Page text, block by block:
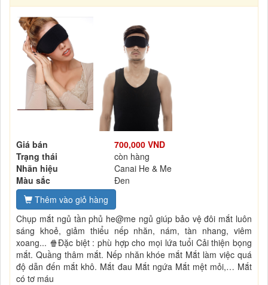
Giá bán
700,000 VND
Trạng thái
còn hàng
Nhãn hiệu
Canai He & Me
Màu sắc
Đen
Thêm vào giỏ hàng
Chụp mắt ngủ tần phủ he@me ngủ giúp bảo vệ đôi mắt luôn
sáng khoẻ, giảm thiểu nếp nhăn, nám, tàn nhang, viêm
xoang... 🍿Đặc biệt : phù hợp cho mọi lứa tuổi Cải thiện bọng
mắt. Quầng thâm mắt. Nếp nhăn khóe mắt Mắt làm việc quá
độ dẫn đến mắt khô. Mắt đau Mắt ngứa Mắt mệt mỏi,… Mắt
có tơ máu